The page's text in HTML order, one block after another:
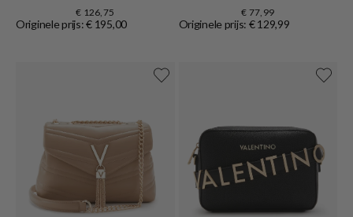
€ 126,75
Originele prijs: € 195,00
€ 77,99
Originele prijs: € 129,99